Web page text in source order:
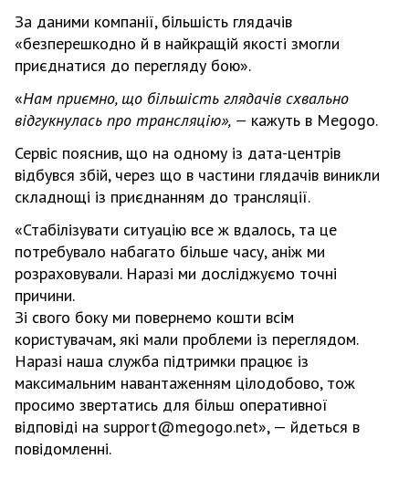
За даними компанії, більшість глядачів
«безперешкодно й в найкращій якості змогли
приєднатися до перегляду бою».
«Нам приємно, що більшість глядачів схвально
відгукнулась про трансляцію», — кажуть в Megogo.
Сервіс пояснив, що на одному із дата-центрів
відбувся збій, через що в частини глядачів виникли
складнощі із приєднанням до трансляції.
«Стабілізувати ситуацію все ж вдалось, та це
потребувало набагато більше часу, аніж ми
розраховували. Наразі ми досліджуємо точні
причини.
Зі свого боку ми повернемо кошти всім
користувачам, які мали проблеми із переглядом.
Наразі наша служба підтримки працює із
максимальним навантаженням цілодобово, тож
просимо звертатись для більш оперативної
відповіді на support@megogo.net», — йдеться в
повідомленні.